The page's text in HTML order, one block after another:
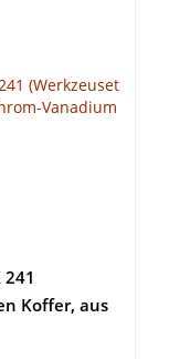
Koffer, aus